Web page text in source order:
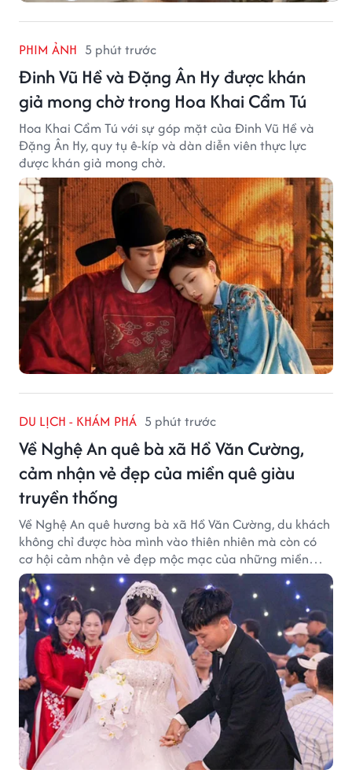
PHIM ẢNH 5 phút trước
Đinh Vũ Hề và Đặng Ân Hy được khán
giả mong chờ trong Hoa Khai Cẩm Tú
Hoa Khai Cẩm Tú với sự góp mặt của Đinh Vũ Hề và
Đặng Ân Hy, quy tụ ê-kíp và dàn diễn viên thực lực
được khán giả mong chờ.
DU LỊCH - KHÁM PHÁ 5 phút trước
Về Nghệ An quê bà xã Hồ Văn Cường,
cảm nhận vẻ đẹp của miền quê giàu
truyền thống
Về Nghệ An quê hương bà xã Hồ Văn Cường, du khách
không chỉ được hòa mình vào thiên nhiên mà còn có
cơ hội cảm nhận vẻ đẹp mộc mạc của những miền
quê giàu truyền thống.